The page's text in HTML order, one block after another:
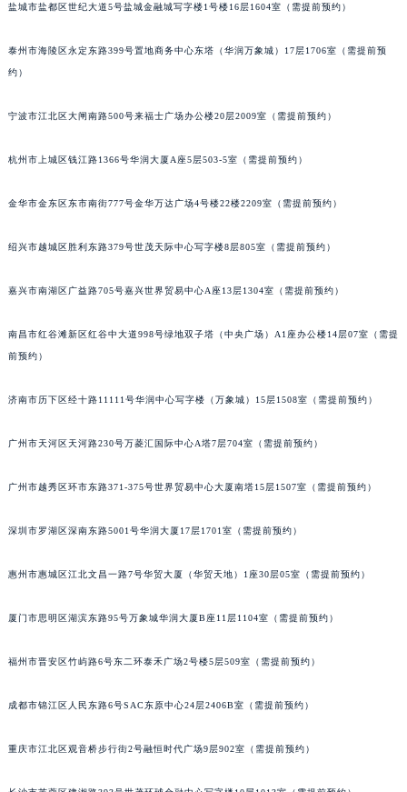
盐城市盐都区世纪大道5号盐城金融城写字楼1号楼16层1604室（需提前预约）
泰州市海陵区永定东路399号置地商务中心东塔（华润万象城）17层1706室（需提前预
约）
宁波市江北区大闸南路500号来福士广场办公楼20层2009室（需提前预约）
杭州市上城区钱江路1366号华润大厦A座5层503-5室（需提前预约）
金华市金东区东市南街777号金华万达广场4号楼22楼2209室（需提前预约）
绍兴市越城区胜利东路379号世茂天际中心写字楼8层805室（需提前预约）
嘉兴市南湖区广益路705号嘉兴世界贸易中心A座13层1304室（需提前预约）
南昌市红谷滩新区红谷中大道998号绿地双子塔（中央广场）A1座办公楼14层07室（需提
前预约）
济南市历下区经十路11111号华润中心写字楼（万象城）15层1508室（需提前预约）
广州市天河区天河路230号万菱汇国际中心A塔7层704室（需提前预约）
广州市越秀区环市东路371-375号世界贸易中心大厦南塔15层1507室（需提前预约）
深圳市罗湖区深南东路5001号华润大厦17层1701室（需提前预约）
惠州市惠城区江北文昌一路7号华贸大厦（华贸天地）1座30层05室（需提前预约）
厦门市思明区湖滨东路95号万象城华润大厦B座11层1104室（需提前预约）
福州市晋安区竹屿路6号东二环泰禾广场2号楼5层509室（需提前预约）
成都市锦江区人民东路6号SAC东原中心24层2406B室（需提前预约）
重庆市江北区观音桥步行街2号融恒时代广场9层902室（需提前预约）